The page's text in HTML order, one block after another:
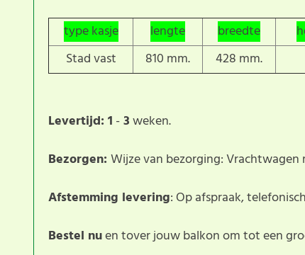
type kasje lengte breedte
Stad vast
810 mm. 428 mm.
Levertijd: 1 -3weken.
Bezorgen: Wijze van bezorging:
Afstemming levering: Op afspraak,
Bestel nuen tover jouw balkon om tot een